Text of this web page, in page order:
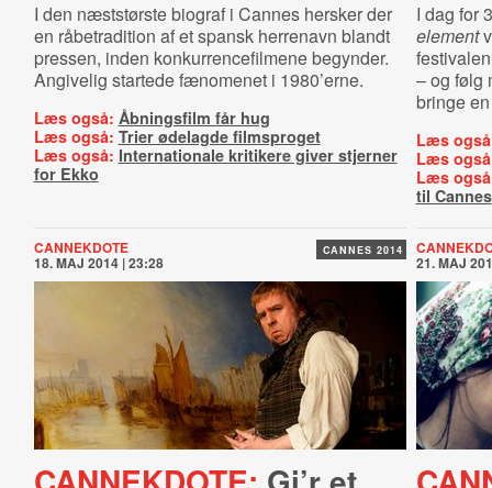
I den næststørste biograf i Cannes hersker der
en råbetradition af et spansk herrenavn blandt
pressen, inden konkurrencefilmene begynder.
Angivelig startede fænomenet i 1980’erne.
Læs også: Åbningsfilm får hug
Læs også: Trier ødelagde filmsproget
Læs også: Internationale kritikere giver stjerner
for Ekko
I dag for
element
– og følg
bringe
Læs
Læs
Læs
til Cannes
CANNES 2014
CANNEKDOTE
18. MAJ 2014 | 23:28 21. MAJ